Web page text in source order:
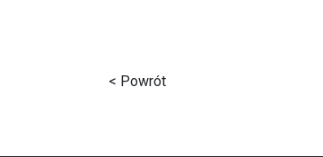
< Powrót